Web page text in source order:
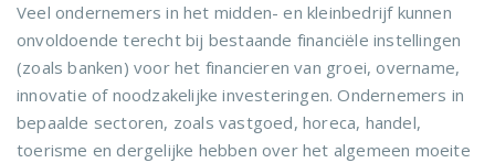
Veel ondernemers in het midden- en kleinbedrijf kunnen
onvoldoende terecht bij bestaande financiële instellingen
(zoals banken) voor het financieren van groei, overname,
innovatie of noodzakelijke investeringen. Ondernemers in
bepaalde sectoren, zoals vastgoed, horeca, handel,
toerisme en dergelijke hebben over het algemeen moeite